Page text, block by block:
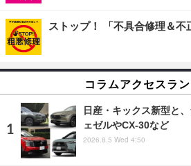
ストップ！ 「不具合修理＆不
コラムアクセスラ
日産・キックス新型と
ェゼルやCX-30など
2026.8.5 Wed 4:50